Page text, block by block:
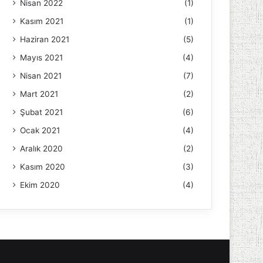
Nisan 2022
(1)
Kasım 2021
(1)
Haziran 2021
(5)
Mayıs 2021
(4)
Nisan 2021
(7)
Mart 2021
(2)
Şubat 2021
(6)
Ocak 2021
(4)
Aralık 2020
(2)
Kasım 2020
(3)
Ekim 2020
(4)